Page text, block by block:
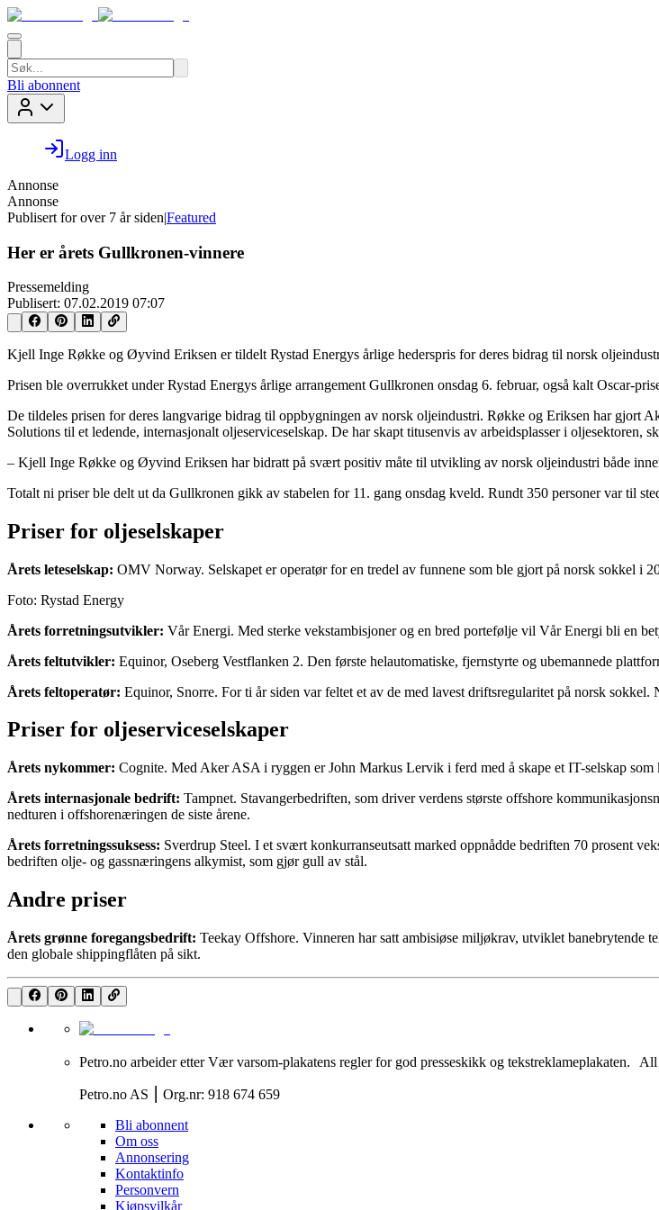
Bli abonnent
Logg inn
Annonse
Annonse
Publisert for over 7 år siden|Featured
Her er årets Gullkronen-vinnere
Pressemelding
Publisert: 07.02.2019 07:07
Kjell Inge Røkke og Øyvind Eriksen er tildelt Rystad Energys årlige hederspris for deres bidrag til norsk
Prisen ble overrukket under Rystad Energys årlige arrangement Gullkronen onsdag 6. februar, også kalt Oscar-
De tildeles prisen for deres langvarige bidrag til oppbygningen av norsk oljeindustri. Røkke og Eriksen har gjort
Solutions til et ledende, internasjonalt oljeserviceselskap. De har skapt titusenvis av arbeidsplasser i oljesektoren,
– Kjell Inge Røkke og Øyvind Eriksen har bidratt på svært positiv måte til utvikling av norsk oljeindustri både
Totalt ni priser ble delt ut da Gullkronen gikk av stabelen for 11. gang onsdag kveld. Rundt 350 personer var til
Priser for oljeselskaper
Årets leteselskap: OMV Norway. Selskapet er operatør for en tredel av funnene som ble gjort på norsk sokkel i
Foto: Rystad Energy
Årets forretningsutvikler: Vår Energi. Med sterke vekstambisjoner og en bred portefølje vil Vår Energi bli en
Årets feltutvikler: Equinor, Oseberg Vestflanken 2. Den første helautomatiske, fjernstyrte og ubemannede
Årets feltoperatør: Equinor, Snorre. For ti år siden var feltet et av de med lavest driftsregularitet på norsk
Priser for oljeserviceselskaper
Årets nykommer: Cognite. Med Aker ASA i ryggen er John Markus Lervik i ferd med å skape et IT-selskap som
Årets internasjonale bedrift: Tampnet. Stavangerbedriften, som driver verdens største offshore
nedturen i offshorenæringen de siste årene.
Årets forretningssuksess: Sverdrup Steel. I et svært konkurranseutsatt marked oppnådde bedriften 70 prosent
bedriften olje- og gassnæringens alkymist, som gjør gull av stål.
Andre priser
Årets grønne foregangsbedrift: Teekay Offshore. Vinneren har satt ambisiøse miljøkrav, utviklet
den globale shippingflåten på sikt.
Petro.no arbeider etter Vær varsom-plakatens regler for god presseskikk og tekstreklameplakaten.
Petro.no AS ⎮ Org.nr: 918 674 659
Bli abonnent
Om oss
Annonsering
Kontaktinfo
Personvern
Kjøpsvilkår